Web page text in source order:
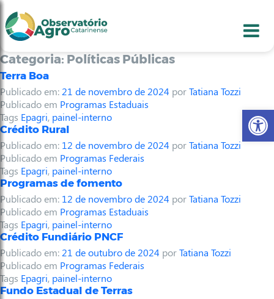
2
3
4
Categoria: Políticas Públicas
Terra Boa
Publicado em: 21 de novembro de 2024 porTatiana Tozzi
Publicado em Programas Estaduais
Tags Epagri, painel-interno
Crédito Rural
Publicado em: 12 de novembro de 2024 porTatiana Tozzi
Publicado em Programas Federais
Tags Epagri, painel-interno
Programas de fomento
Publicado em: 12 de novembro de 2024 porTatiana Tozzi
Publicado em Programas Estaduais
Tags Epagri, painel-interno
Crédito Fundiário PNCF
Publicado em: 21 de outubro de 2024 porTatiana Tozzi
Publicado em Programas Federais
Tags Epagri, painel-interno
Fundo Estadual de Terras